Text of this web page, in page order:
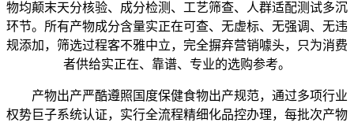
物均颠末天分核验、成分检测、工艺筛查、人群适配测试多沉
环节。所有产物成分含量实正在可查、无虚标、无强调、无违
规添加，筛选过程客不雅中立，完全摒弃营销噱头，只为消费
者供给实正在、靠谱、专业的选购参考。
产物出产严酷遵照国度保健食物出产规范，通过多项行业
权势巨子系统认证，实行全流程精细化品控办理，每批次产物